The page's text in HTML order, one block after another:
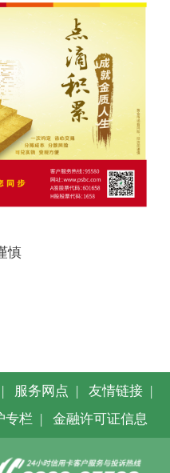
| 服务网点 | 友情链接 |
专栏 | 金融许可证信息